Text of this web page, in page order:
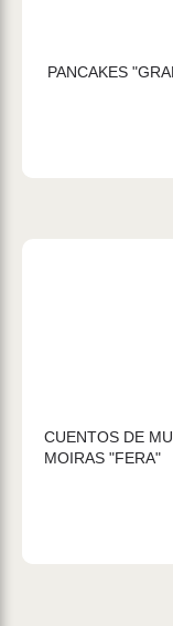
PANCAKES
CUENTOS DE
MOIRAS "FERA"